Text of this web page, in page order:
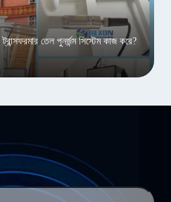
তেল পুনর্জন্ম সিস্টেম কাজ করে?